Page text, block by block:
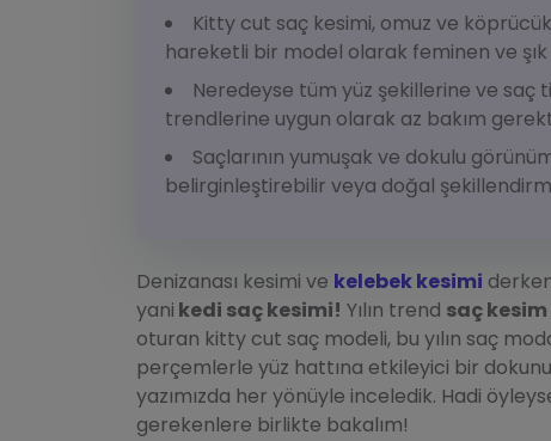
Kitty cut saç kesimi, omuz ve
hareketli bir model olarak feminen ve
Neredeyse tüm yüz şekillerine ve saç
trendlerine uygun olarak az bakım
Saçlarının yumuşak ve dokulu
belirginleştirebilir veya doğal
Denizanası kesimi ve kelebek kesimi
yani kedi saç kesimi! Yılın trend saç
oturan kitty cut saç modeli, bu yılın saç
perçemlerle yüz hattına etkileyici bir
yazımızda her yönüyle inceledik. Hadi
gerekenlere birlikte bakalım!